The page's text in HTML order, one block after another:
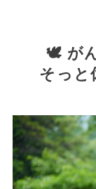
🕊 が
そっと